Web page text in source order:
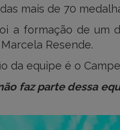
mais de 70
a formação de um
Resende.
da equipe é o
faz parte dessa